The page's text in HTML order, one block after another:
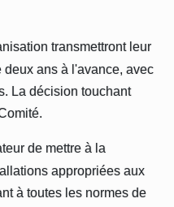
transmettront leur
ans à l'avance, avec
La décision touchant
de mettre à la
appropriées aux
à toutes les normes de